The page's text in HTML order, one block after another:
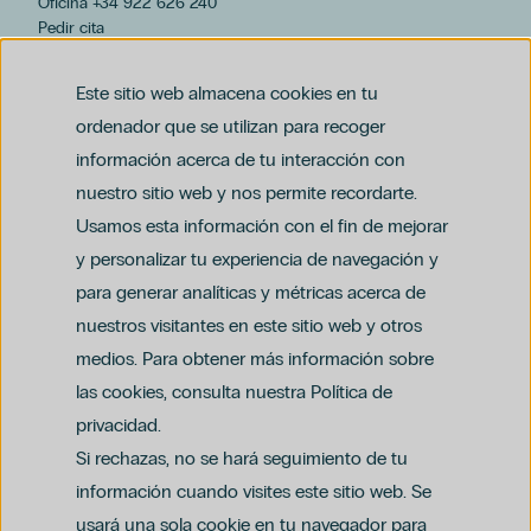
Este sitio web almacena cookies en tu
ordenador que se utilizan para recoger
información acerca de tu interacción con
nuestro sitio web y nos permite recordarte.
Usamos esta información con el fin de mejorar
y personalizar tu experiencia de navegación y
para generar analíticas y métricas acerca de
nuestros visitantes en este sitio web y otros
medios. Para obtener más información sobre
las cookies, consulta nuestra Política de
privacidad.
Si rechazas, no se hará seguimiento de tu
información cuando visites este sitio web. Se
usará una sola cookie en tu navegador para
Pedir cita
Política de privacidad y protección de datos
Política del canal ético (PDF)
Política de compliance penal (PDF)